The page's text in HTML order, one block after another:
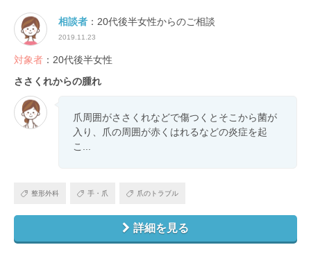
相談者 ：20代後半女性からのご相談
2019.11.23
対象者 ：20代後半女性
ささくれからの腫れ
爪周囲がささくれなどで傷つくとそこから菌が
入り、爪の周囲が赤くはれるなどの炎症を起
こ...
整形外科 手・爪 爪のトラブル
詳細を見る